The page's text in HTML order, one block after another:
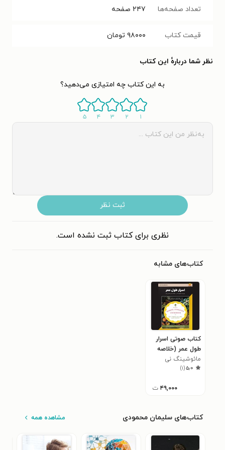
تعداد صفحه‌ها ۲۴۷ صفحه
قیمت کتاب ۹۸۰۰۰ تومان
نظر شما دربارهٔ این کتاب
به این کتاب چه امتیازی می‌دهید؟
۱ ۲ ۳ ۴ ۵
ثبت نظر
نظری برای کتاب ثبت نشده است.
کتاب‌های مشابه
کتاب صوتی اسرار
طول عمر (خلاصه
کتاب)
مائوشینگ نی
۵٫۰(۱)
۴۹,۰۰۰ ت
کتاب‌های سلیمان محمودی مشاهده همه